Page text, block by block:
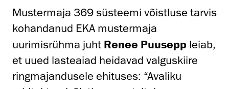
Mustermaja 369 süsteemi võistluse tarvis
kohandanud EKA mustermaja
uurimisrühma juht Renee Puusepp leiab,
et uued lasteaiad heidavad valguskiire
ringmajandusele ehituses: “Avaliku